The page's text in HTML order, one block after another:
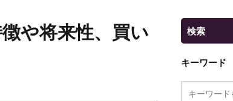
や将来性、買い
検索
キーワード